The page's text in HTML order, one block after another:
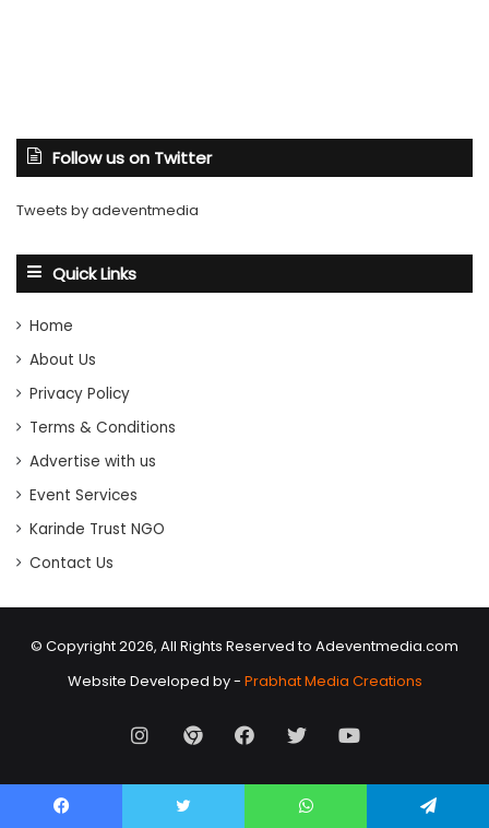
Follow us on Twitter
Tweets by adeventmedia
Quick Links
Home
About Us
Privacy Policy
Terms & Conditions
Advertise with us
Event Services
Karinde Trust NGO
Contact Us
© Copyright 2026, All Rights Reserved to Adeventmedia.com
Website Developed by - Prabhat Media Creations
Instagram
AD
Event
Facebook
X Youtube